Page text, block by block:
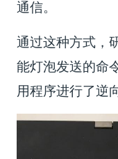
通信。
通过这种方式，
能灯泡发送的命
用程序进行了逆